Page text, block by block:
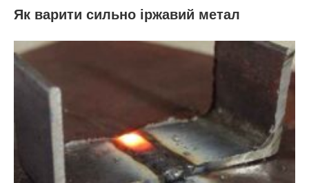
Як варити сильно іржавий метал